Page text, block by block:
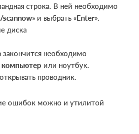
строка. В ней необходимо
/scannow» и выбрать «Enter».
закончится необходимо
компьютер или ноутбук.
проводник.
ошибок можно и утилитой